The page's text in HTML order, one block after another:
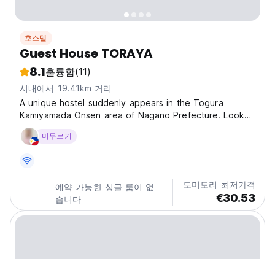
호스텔
Guest House TORAYA
8.1훌륭함(11)
시내에서 19.41km 거리
A unique hostel suddenly appears in the Togura
Kamiyamada Onsen area of Nagano Prefecture. Look
for the large retro red sign from the Showa era!
[Guesthouse TORAYA] had its grand opening on April
wa Tsurai...
머무르기
예약 가능한 싱글 룸이 없
습니다
도미토리 최저가격
€30.53